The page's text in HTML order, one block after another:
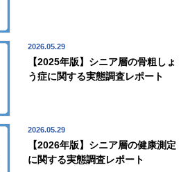
【2025年版】シニア層の骨粗しょ
う症に関する実態調査レポート
2026.05.29
【2026年版】シニア層の健康測定
に関する実態調査レポート
2026.05.29